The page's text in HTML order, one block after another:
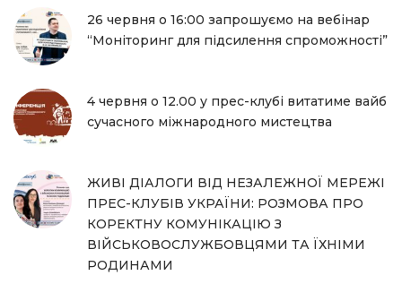
26 червня о 16:00 запрошуємо на вебінар
“Моніторинг для підсилення спроможності”
4 червня о 12.00 у прес-клубі витатиме вайб
сучасного міжнародного мистецтва
ЖИВІ ДІАЛОГИ ВІД НЕЗАЛЕЖНОЇ МЕРЕЖІ
ПРЕС-КЛУБІВ УКРАЇНИ: РОЗМОВА ПРО
КОРЕКТНУ КОМУНІКАЦІЮ З
ВІЙСЬКОВОСЛУЖБОВЦЯМИ ТА ЇХНІМИ
РОДИНАМИ